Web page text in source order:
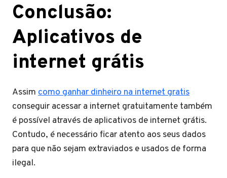
Conclusão:
Aplicativos de
internet grátis
Assim como ganhar dinheiro na internet gratis
conseguir acessar a internet gratuitamente também
é possível através de aplicativos de internet grátis.
Contudo, é necessário ficar atento aos seus dados
para que não sejam extraviados e usados de forma
ilegal.